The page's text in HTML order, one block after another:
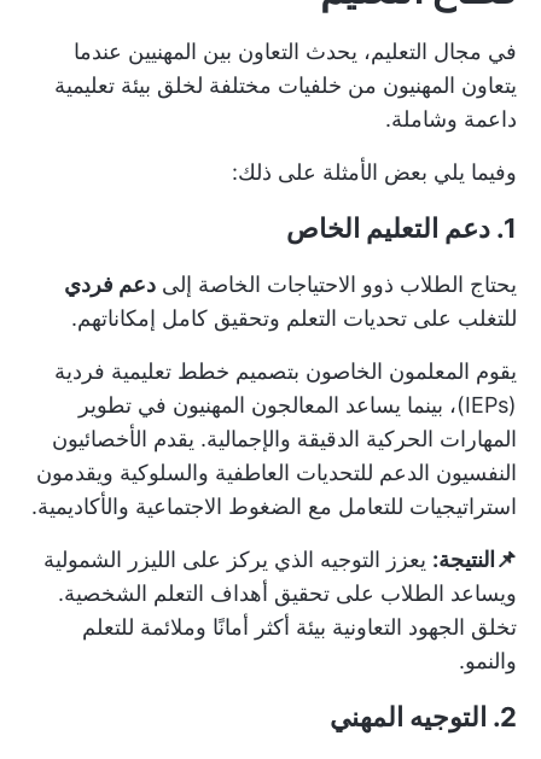
في مجال التعليم، يحدث التعاون بين المهنيين عندما
يتعاون المهنيون من خلفيات مختلفة لخلق بيئة تعليمية
داعمة وشاملة.
وفيما يلي بعض الأمثلة على ذلك:
1. دعم التعليم الخاص
يحتاج الطلاب ذوو الاحتياجات الخاصة إلى دعم فردي
للتغلب على تحديات التعلم وتحقيق كامل إمكاناتهم.
يقوم المعلمون الخاصون بتصميم خطط تعليمية فردية
(IEPs)، بينما يساعد المعالجون المهنيون في تطوير
المهارات الحركية الدقيقة والإجمالية. يقدم الأخصائيون
النفسيون الدعم للتحديات العاطفية والسلوكية ويقدمون
استراتيجيات للتعامل مع الضغوط الاجتماعية والأكاديمية.
📌النتيجة: يعزز التوجيه الذي يركز على الليزر الشمولية
ويساعد الطلاب على تحقيق أهداف التعلم الشخصية.
تخلق الجهود التعاونية بيئة أكثر أمانًا وملائمة للتعلم
والنمو.
2. التوجيه المهني